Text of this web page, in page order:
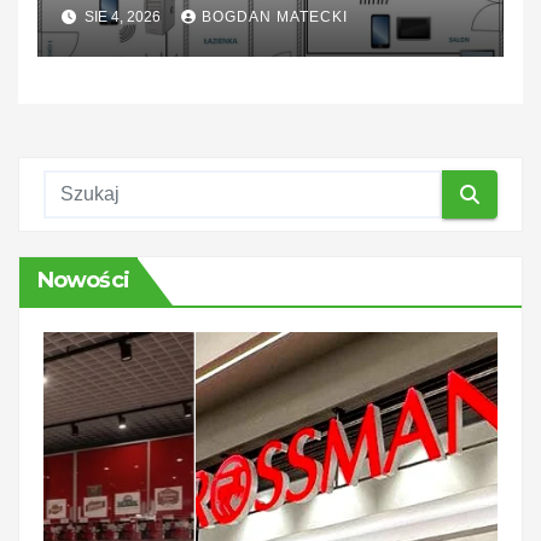
SIE 4, 2026 BOGDAN MATECKI
Nowości